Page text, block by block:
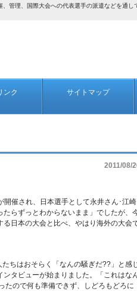
管理、国際大会への代表選手の派遣などを通
ンク サイトマップ
2011/08/
催され、日本選手として永井さん･江崎
らずっとわからないまま」でしたが、
日本の大会と比べ、やはり海外の大会
ちはおそらく「なんの騒ぎだ??」と感
タビューが始まりました。「これはな
たので何も準備できず、しどろもどろに